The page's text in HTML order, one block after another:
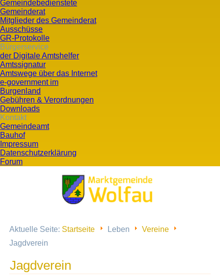
Gemeindebedienstete
Gemeinderat
Mitglieder des Gemeinderat
Ausschüsse
GR-Protokolle
Bürgerservice
der Digitale Amtshelfer
Amtssignatur
Amtswege über das Internet
e-government im
Burgenland
Gebühren & Verordnungen
Downloads
Kontakt
Gemeindeamt
Bauhof
Impressum
Datenschutzerklärung
Forum
Aktuelle Seite: Startseite Leben
Vereine
Jagdverein
Jagdverein